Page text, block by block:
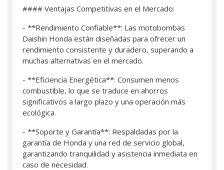
#### Ventajas Competitivas en el Mercado:
- **Rendimiento Confiable**: Las motobombas
Daishin Honda están diseñadas para ofrecer un
rendimiento consistente y duradero, superando a
muchas alternativas en el mercado.
- **Eficiencia Energética**: Consumen menos
combustible, lo que se traduce en ahorros
significativos a largo plazo y una operación más
ecológica.
- **Soporte y Garantía**: Respaldadas por la
garantía de Honda y una red de servicio global,
garantizando tranquilidad y asistencia inmediata en
caso de necesidad.